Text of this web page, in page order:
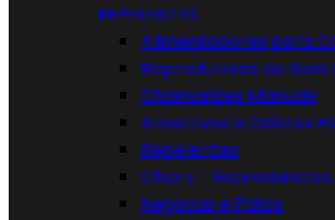
REPELENTES
Alimentadores para
Reprodutores de Som
Chamarizes Manuais
Atractivos e Odores
Repelentes
Chip s - Reprodutores
Negaças e Patos